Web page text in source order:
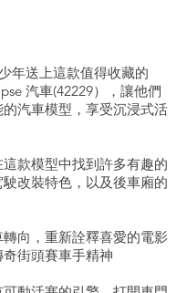
年送上這款值得收藏的
汽車(42229），讓他們
汽車模型，享受沉浸式活
款模型中找到許多有趣的
改裝特色，以及後車廂的
向，重新詮釋喜愛的電影
街頭賽車手精神